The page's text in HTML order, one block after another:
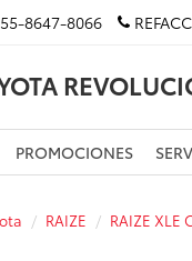
55-8647-8066
PROMOCIONES
RAIZE RAIZE XLE